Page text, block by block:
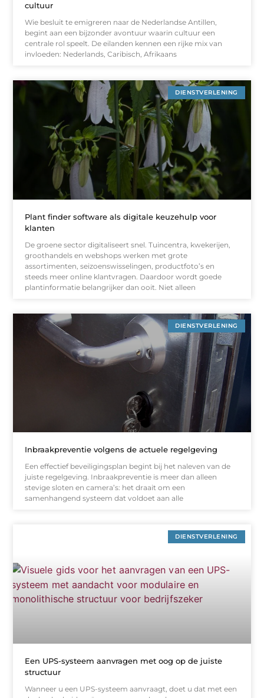
cultuur
Wie besluit te emigreren naar de Nederlandse Antillen,
begint aan een bijzonder avontuur waarin cultuur een
centrale rol speelt. De eilanden kennen een rijke mix van
invloeden: Nederlands, Caribisch, Afrikaans
DIENSTVERLENING
Plant finder software als digitale keuzehulp voor
klanten
De groene sector digitaliseert snel. Tuincentra, kwekerijen,
groothandels en webshops werken met grote
assortimenten, seizoenswisselingen, productfoto’s en
steeds meer online klantvragen. Daardoor wordt goede
plantinformatie belangrijker dan ooit. Niet alleen
DIENSTVERLENING
Inbraakpreventie volgens de actuele regelgeving
Een effectief beveiligingsplan begint bij het naleven van de
juiste regelgeving. Inbraakpreventie is meer dan alleen
stevige sloten en camera’s: het draait om een
samenhangend systeem dat voldoet aan alle
DIENSTVERLENING
Een UPS-systeem aanvragen met oog op de juiste
structuur
Wanneer u een UPS-systeem aanvraagt, doet u dat met een